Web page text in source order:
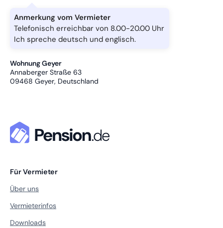
Anmerkung vom Vermieter
Telefonisch erreichbar von 8.00-20.00 Uhr
Ich spreche deutsch und englisch.
Wohnung Geyer
Annaberger Straße 63
09468 Geyer, Deutschland
Für Vermieter
Über uns
Vermieterinfos
Downloads